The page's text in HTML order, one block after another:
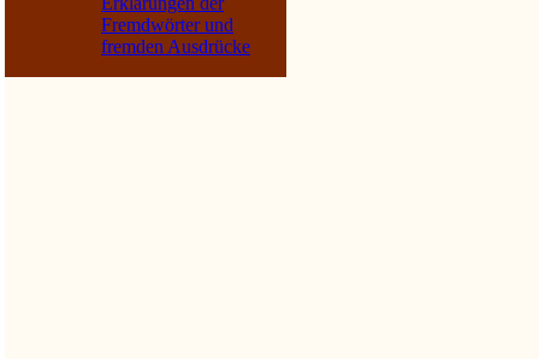
Fremdwörter und
fremden Ausdrücke